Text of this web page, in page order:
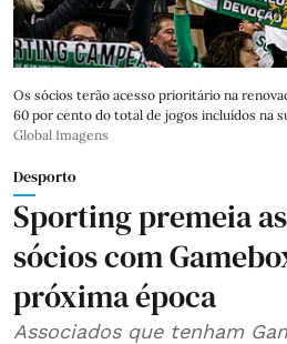
Os sócios terão acesso prioritário na
60 por cento do total de jogos incluídos na
Global Imagens
Desporto
Sporting premeia
sócios com
próxima época
Associados que tenham